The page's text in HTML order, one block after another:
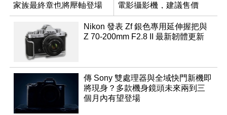
家族最終章也將壓軸登場
電影攝影機，建議售價
NT$144,980
Nikon 發表 Zf 銀色專用延伸握把與
Z 70-200mm F2.8 II 最新韌體更新
傳 Sony 雙處理器與全域快門新機即
將現身？多款機身鏡頭未來兩到三
個月內有望登場